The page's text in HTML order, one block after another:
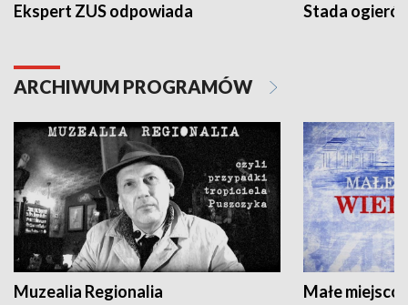
Ekspert ZUS odpowiada Stada
ARCHIWUM PROGRAMÓW
Muzealia Regionalia Małe